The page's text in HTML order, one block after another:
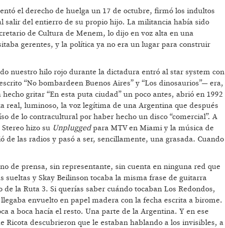
el derecho de huelga un 17 de octubre, firmó los indultos
salir del entierro de su propio hijo. La militancia había sido
de Cultura de Menem, lo dijo en voz alta en una
gerentes, y la política ya no era un lugar para construir
nuestro hilo rojo durante la dictadura entró al star system con
“No bombardeen Buenos Aires” y “Los dinosaurios”— era,
gritar “En esta puta ciudad” un poco antes, abrió en 1992
real, luminoso, la voz legítima de una Argentina que después
de lo contracultural por haber hecho un disco “comercial”. A
hizo su Unpluggedpara MTV en Miami y la música de
las radios y pasó a ser, sencillamente, una grasada. Cuando
de prensa, sin representante, sin cuenta en ninguna red que
sueltas y Skay Beilinson tocaba la misma frase de guitarra
la Ruta 3. Si querías saber cuándo tocaban Los Redondos,
envuelto en papel madera con la fecha escrita a birome.
a boca hacía el resto. Una parte de la Argentina. Y en ese
Ricota descubrieron que le estaban hablando a los invisibles, a